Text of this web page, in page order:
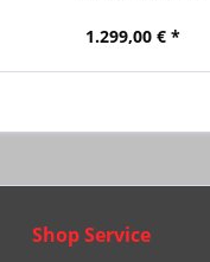
1.299,00 € *
Shop Service